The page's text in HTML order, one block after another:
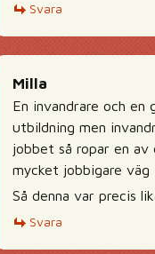
Svara
Milla
En invandrare och en
utbildning men
jobbet så ropar en av
mycket jobbigare
Så denna var precis
Svara